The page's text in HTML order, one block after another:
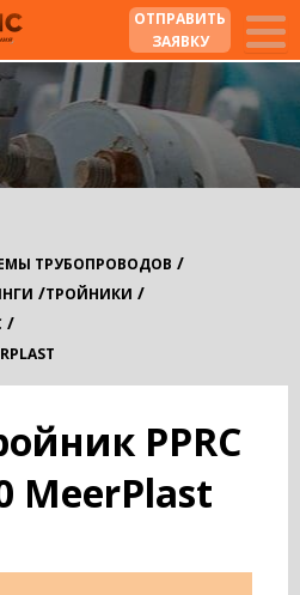
ОТПРАВИТЬ
ЗАЯВКУ
ТРУБОПРОВОДОВ /
/ТРОЙНИКИ /
/
PPRС
MeerPlast